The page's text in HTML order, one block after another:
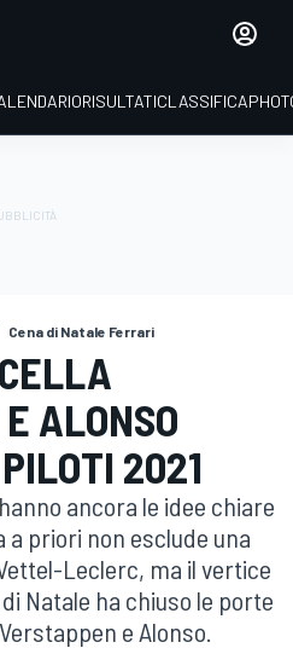
RISULTATICLASSIFICA
Cena di Natale Ferrari
ALONSO
2021
ancora le idee chiare
a priori non esclude una
Leclerc, ma il vertice
Natale ha chiuso le porte
e Alonso.